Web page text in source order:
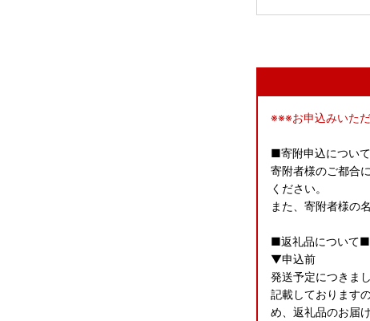
※※※お申込みいた
■寄附申込につい
寄附者様のご都合
ください。
また、寄附者様の
■返礼品について■
▼申込前
発送予定につきま
記載しております
め、返礼品のお届